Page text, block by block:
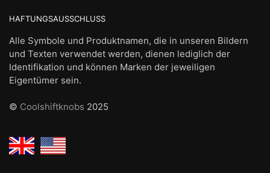
HAFTUNGSAUSSCHLUSS
Alle Symbole und Produktnamen, die in unseren Bildern
und Texten verwendet werden, dienen lediglich der
Identifikation und können Marken der jeweiligen
Eigentümer sein.
© Coolshiftknobs 2025